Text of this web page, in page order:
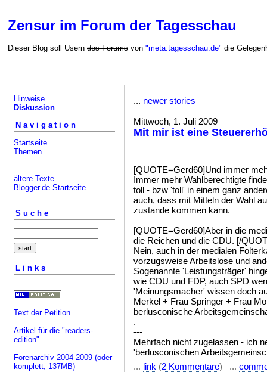
Zensur im Forum der Tagesschau
Dieser Blog soll Usern des Forums von "meta.tagesschau.de" die
Hinweise
Diskussion
Navigation
Startseite
Themen
ältere Texte
Blogger.de Startseite
Suche
Links
Text der Petition
Artikel für die "readers-
edition"
Forenarchiv 2004-2009 (oder
komplett, 137MB)
... newer stories
Mittwoch, 1. Juli 2009
Mit mir ist eine
[QUOTE=Gerd60]Und immer
Immer mehr Wahlberechtigte
toll - bzw 'toll' in einem ganz
auch, dass mit Mitteln der Wahl
zustande kommen kann.
[QUOTE=Gerd60]Aber in die
die Reichen und die CDU. [/
Nein, auch in der medialen
vorzugsweise Arbeitslose und
Sogenannte 'Leistungsträger'
wie CDU und FDP, auch SPD
'Meinungsmacher' wissen doch
Merkel + Frau Springer + Frau
berlusconische
.
---
Mehrfach nicht zugelassen - ich
'berlusconischen
... link (2 Kommentare) ...